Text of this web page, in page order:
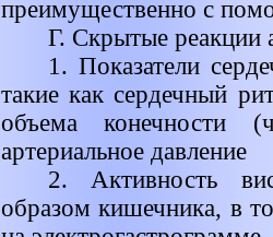
преимущественно с
Г. Скрытые реакции
1. Показатели
такие как сердечный
объема
артериальное давление
2. Активность
образом кишечника, в